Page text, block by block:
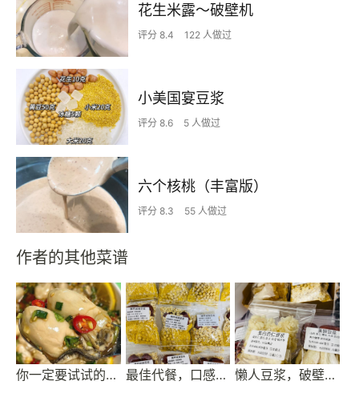
花生米露～破壁机
评分 8.4 122 人做过
小美国宴豆浆
评分 8.6 5 人做过
六个核桃（丰富版）
评分 8.3 55 人做过
作者的其他菜谱
你一定要试试的捞汁生蚝，比蒜蓉烤生蚝好吃太多了 最佳代餐，口感最好的掉秤减脂懒人豆浆 懒人豆浆，破壁机都忙坏了